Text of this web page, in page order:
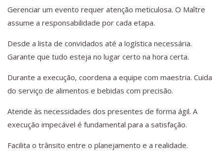
Gerenciar um evento requer atenção meticulosa. O Maître
assume a responsabilidade por cada etapa.
Desde a lista de convidados até a logística necessária.
Garante que tudo esteja no lugar certo na hora certa.
Durante a execução, coordena a equipe com maestria. Cuida
do serviço de alimentos e bebidas com precisão.
Atende às necessidades dos presentes de forma ágil. A
execução impecável é fundamental para a satisfação.
Facilita o trânsito entre o planejamento e a realidade.